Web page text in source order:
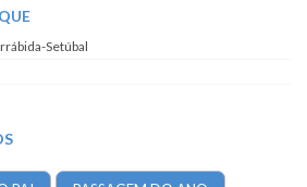
Setúbal